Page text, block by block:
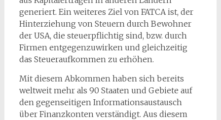
generiert. Ein weiteres Ziel von FATCA ist, der
Hinterziehung von Steuern durch Bewohner
der USA, die steuerpflichtig sind, bzw. durch
Firmen entgegenzuwirken und gleichzeitig
das Steueraufkommen zu erhöhen.
Mit diesem Abkommen haben sich bereits
weltweit mehr als 90 Staaten und Gebiete auf
den gegenseitigen Informationsaustausch
über Finanzkonten verständigt. Aus diesem